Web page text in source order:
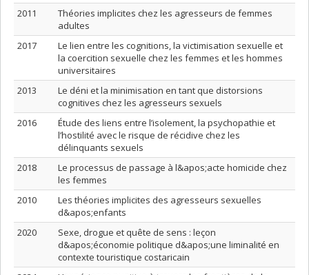
2011
Théories implicites chez les agresseurs de femmes
adultes
2017
Le lien entre les cognitions, la victimisation sexuelle et
la coercition sexuelle chez les femmes et les hommes
universitaires
2013
Le déni et la minimisation en tant que distorsions
cognitives chez les agresseurs sexuels
2016
Étude des liens entre l’isolement, la psychopathie et
l’hostilité avec le risque de récidive chez les
délinquants sexuels
2018
Le processus de passage à l&apos;acte homicide chez
les femmes
2010
Les théories implicites des agresseurs sexuelles
d&apos;enfants
2020
Sexe, drogue et quête de sens : leçon
d&apos;économie politique d&apos;une liminalité en
contexte touristique costaricain